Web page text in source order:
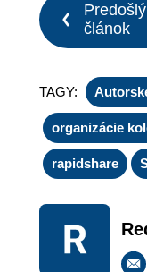
Predošlý
článok
TAGY:
organizácie
rapidshare